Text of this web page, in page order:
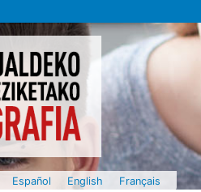
Español English Français